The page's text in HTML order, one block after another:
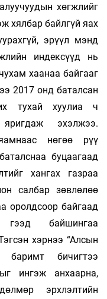
хөгжлийг
хялбар байлгүй яах
эрүүл мэнд
индексүүд нь
хаанаа байгааг
2017 онд баталсан
тухай хуулиа ч
эхэлжээ.
нөгөө рүү
буцаагаад
хангах газраа
салбар зөвлөлөө
оролдсоор байгаад
байшингаа
хэрнээ “Алсын
баримт бичигтээ
ингэж анхаарна,
эрхлэлтийн